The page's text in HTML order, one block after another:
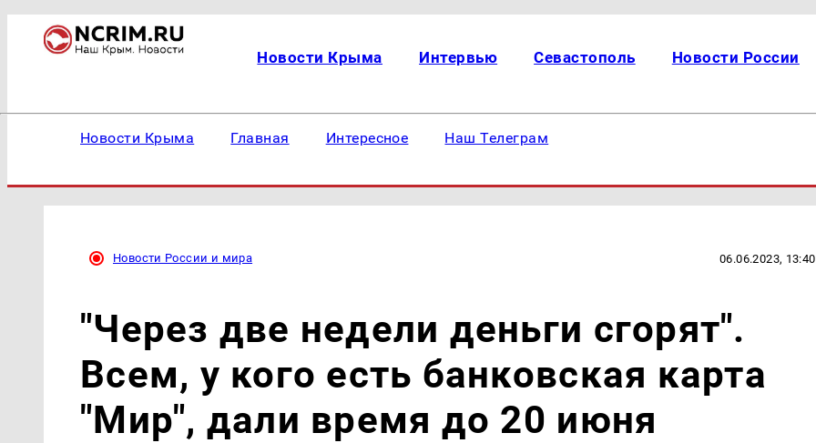
Новости Крыма Интервью Севастополь Новости России
Новости Крыма Главная Интересное Наш Телеграм
Новости России и мира 06.06.2023, 13:40
"Через две недели деньги сгорят".
Всем, у кого есть банковская карта
"Мир", дали время до 20 июня